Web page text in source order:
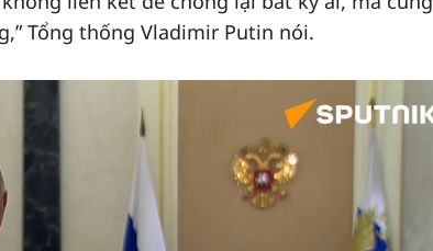
Tổng thống Vladimir Putin nói.